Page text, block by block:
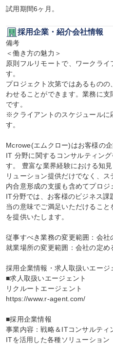
試用期間6ヶ月。
採用企業・紹介会社情報
備考
＜働き方の魅力＞
原則フルリモートで、ワークラ
す。
プロジェクト次第ではあるもの
わせることができます。業務に
です。
※クライアントのスケジュールに
す。
Mcrowe(エムクロー)はお客様の
IT 分野に関するコンサルティン
す。 豊富な業界経験における知
リューション提供だけでなく、
内合意形成の支援も含めてプロジ
IT分野では、お客様のビジネス
当の意味でご満足いただけるこ
を提供いたします。
従事すべき業務の変更範囲：会社
就業場所の変更範囲：会社の定め
採用企業情報・求人取扱いエージ
■求人取扱いエージェント
リクルートエージェント
https://www.r-agent.com/
■採用企業情報
事業内容：戦略＆ITコンサルティ
ITを活用した各種ソリューション